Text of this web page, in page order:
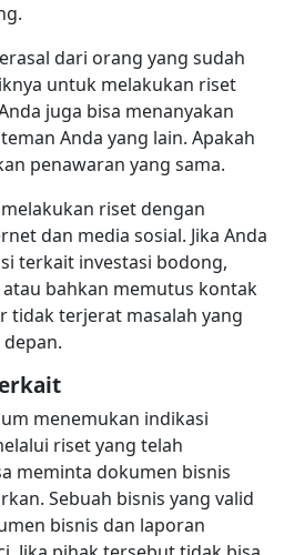
dari orang yang sudah
untuk melakukan riset
juga bisa menanyakan
Anda yang lain. Apakah
penawaran yang sama.
riset dengan
dan media sosial. Jika Anda
terkait investasi bodong,
bahkan memutus kontak
tidak terjerat masalah yang
menemukan indikasi
riset yang telah
meminta dokumen bisnis
Sebuah bisnis yang valid
bisnis dan laporan